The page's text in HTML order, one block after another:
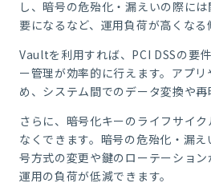
し、暗号の危殆化・漏えいの際に
要になるなど、運用負荷が高くなる
Vaultを利用すれば、PCI DSSの要
ー管理が効率的に行えます。アプ
め、システム間でのデータ変換や再
さらに、暗号化キーのライフサイ
なくできます。暗号の危殆化・漏
号方式の変更や鍵のローテーション
運用の負荷が低減できます。